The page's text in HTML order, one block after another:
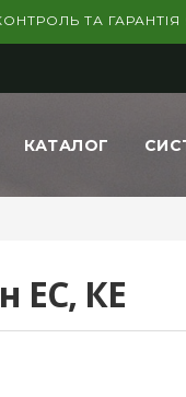
ТА ГАРАНТІЯ
КАТАЛОГ
ЕС, КЕ